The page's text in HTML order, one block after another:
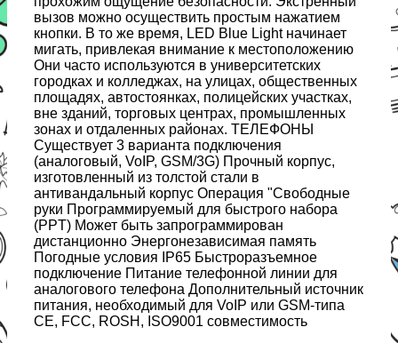
вызов можно осуществить простым нажатием
кнопки. В то же время, LED Blue Light начинает
мигать, привлекая внимание к местоположению
Они часто используются в университетских
городках и колледжах, на улицах, общественных
площадях, автостоянках, полицейских участках,
вне зданий, торговых центрах, промышленных
зонах и отдаленных районах. ТЕЛЕФОНЫ
Существует 3 варианта подключения
(аналоговый, VoIP, GSM/3G) Прочный корпус,
изготовленный из толстой стали в
антивандальный корпус Операция "Свободные
руки Программируемый для быстрого набора
(PPT) Может быть запрограммирован
дистанционно Энергонезависимая память
Погодные условия IP65 Быстроразъемное
подключение Питание телефонной линии для
аналогового телефона Дополнительный источник
питания, необходимый для VoIP или GSM-типа
CE, FCC, ROSH, ISO9001 совместимость